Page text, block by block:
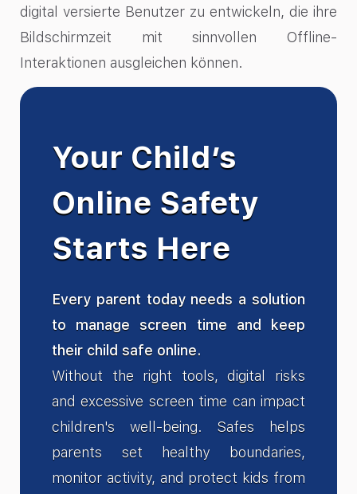
digital versierte Benutzer zu entwickeln, die ihre
Bildschirmzeit mit sinnvollen Offline-
Interaktionen ausgleichen können.
Your Child’s
Online Safety
Starts Here
Every parent today needs a solution
to manage screen time and keep
their child safe online.
Without the right tools, digital risks
and excessive screen time can impact
children's well-being. Safes helps
parents set healthy boundaries,
monitor activity, and protect kids from